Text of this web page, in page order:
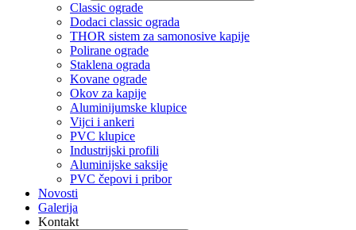
Classic ograde
Dodaci classic ograda
THOR sistem za samonosive kapije
Polirane ograde
Staklena ograda
Kovane ograde
Okov za kapije
Aluminijumske klupice
Vijci i ankeri
PVC klupice
Industrijski profili
Aluminijske saksije
PVC čepovi i pribor
Novosti
Galerija
Kontakt